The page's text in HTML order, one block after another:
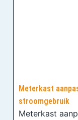
Meterkast
stroomgebruik
Meterkast